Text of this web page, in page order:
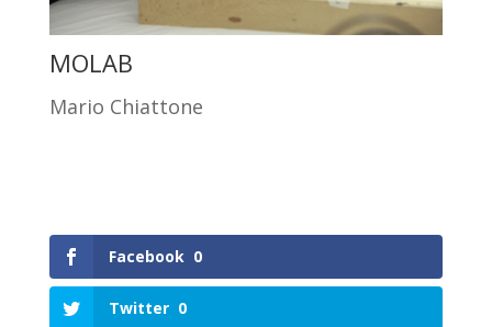
MOLAB
Mario Chiattone
Facebook 0
Twitter 0